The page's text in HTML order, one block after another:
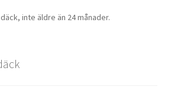
inte äldre än 24 månader.